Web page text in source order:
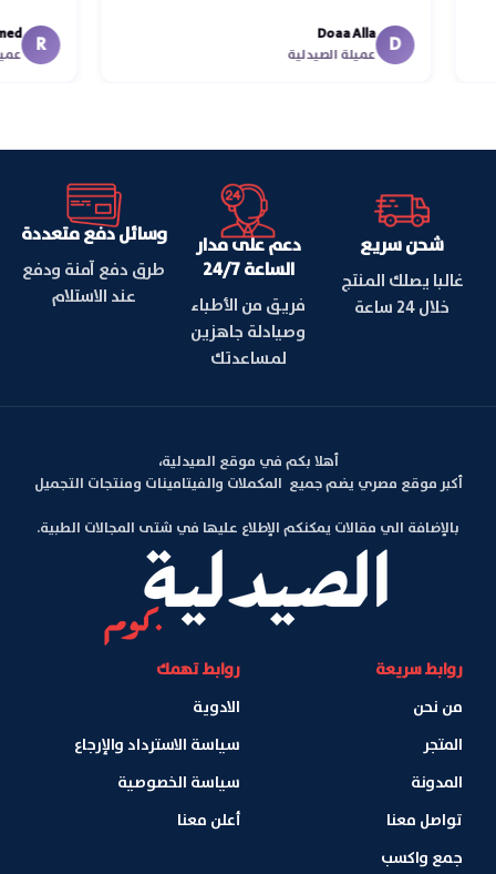
D
Doaa Alla
عميلة الصيدلية
R
شحن سريع
غالبا يصلك المنتج
خلال 24 ساعة
دعم على مدار
الساعة 24/7
فريق من الأطباء
وصيادلة جاهزين
لمساعدتك
وسائل دفع متعددة
طرق دفع آمنة ودفع
عند الاستلام
أهلا بكم في موقع الصيدلية،
أكبر موقع مصري يضم جميع المكملات والفيتامينات ومنتجات التجميل
بالإضافة الي مقالات يمكنكم الإطلاع عليها في شتى المجالات الطبية.
روابط سريعة
من نحن
المتجر
المدونة
تواصل معنا
جمع واكسب
روابط تهمك
الادوية
سياسة الاسترداد والإرجاع
سياسة الخصوصية
أعلن معنا